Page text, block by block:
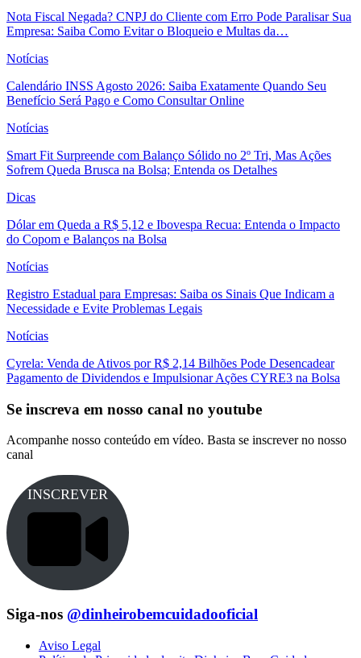
Nota Fiscal Negada? CNPJ do Cliente com Erro Pode Paralisar Sua
Empresa: Saiba Como Evitar o Bloqueio e Multas da…
Notícias
Calendário INSS Agosto 2026: Saiba Exatamente Quando Seu
Benefício Será Pago e Como Consultar Online
Notícias
Smart Fit Surpreende com Balanço Sólido no 2º Tri, Mas Ações
Sofrem Queda Brusca na Bolsa; Entenda os Detalhes
Dicas
Dólar em Queda a R$ 5,12 e Ibovespa Recua: Entenda o Impacto
do Copom e Balanços na Bolsa
Notícias
Registro Estadual para Empresas: Saiba os Sinais Que Indicam a
Necessidade e Evite Problemas Legais
Notícias
Cyrela: Venda de Ativos por R$ 2,14 Bilhões Pode Desencadear
Pagamento de Dividendos e Impulsionar Ações CYRE3 na Bolsa
Se inscreva em nosso canal no youtube
Acompanhe nosso conteúdo em vídeo. Basta se inscrever no nosso
canal
INSCREVER
Siga-nos @dinheirobemcuidadooficial
Aviso Legal